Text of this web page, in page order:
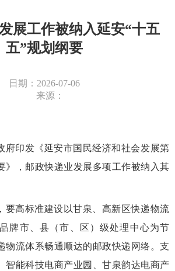
展工作被纳入延安“十五
五”规划纲要
日期：2026-07-06
来源：
府印发《延安市国民经济和社会发展第
》，邮政快递业发展多项工作被纳入其
要高标准建设以甘泉、高新区快递物流
牌市、县（市、区）级处理中心为节
物流体系畅通顺达的邮政快递网络。支
智能科技电商产业园、甘泉韵达电商产